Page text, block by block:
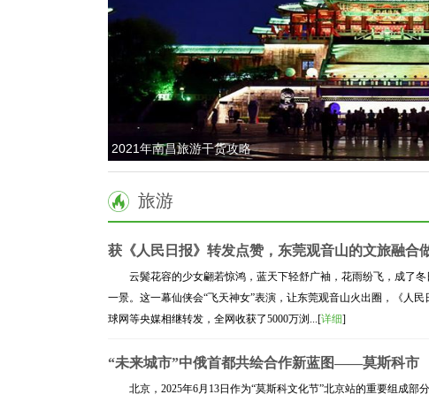
2021年南昌旅游干货攻略
旅游
获《人民日报》转发点赞，东莞观音山的文旅融合
云鬓花容的少女翩若惊鸿，蓝天下轻舒广袖，花雨纷飞，成了
一景。这一幕仙侠会“飞天神女”表演，让东莞观音山火出圈，《人民
球网等央媒相继转发，全网收获了5000万浏...[详细]
“未来城市”中俄首都共绘合作新蓝图——莫斯科市
北京，2025年6月13日作为“莫斯科文化节”北京站的重要组成部